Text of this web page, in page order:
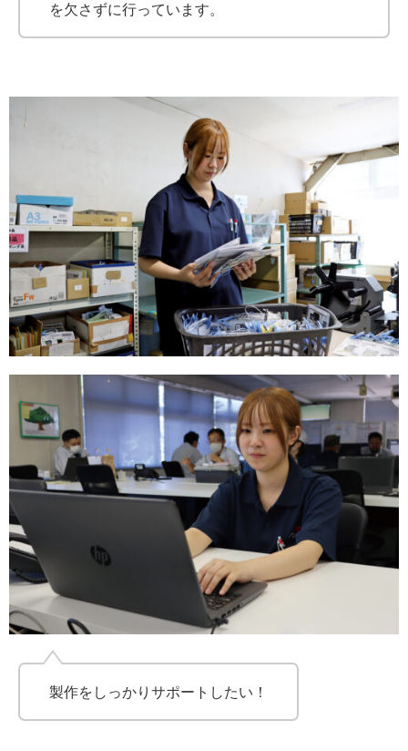
を欠さずに行っています。
製作をしっかりサポートしたい！